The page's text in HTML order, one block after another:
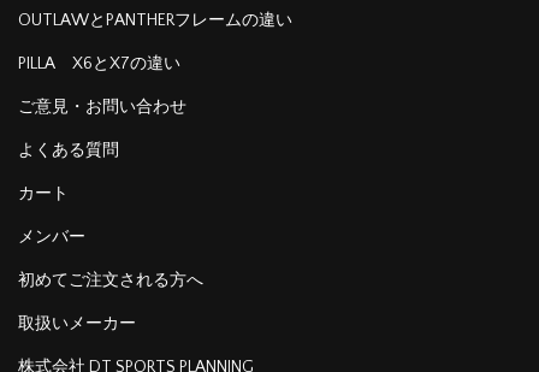
OUTLAWとPANTHERフレームの違い
PILLA X6とX7の違い
ご意見・お問い合わせ
よくある質問
カート
メンバー
初めてご注文される方へ
取扱いメーカー
株式会社 DT SPORTS PLANNING